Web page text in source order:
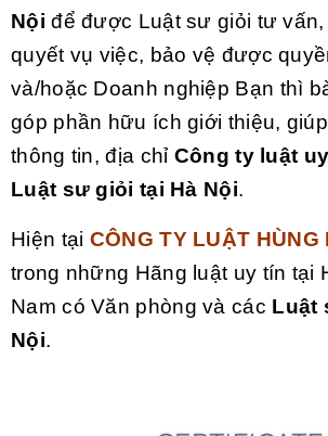
Nội để được Luật sư giỏi tư
quyết vụ việc, bảo vệ được
và/hoặc Doanh nghiệp Bạn thì
góp phần hữu ích giới thiệu,
thông tin, địa chỉ Công ty luật
Luật sư giỏi tại Hà Nội.
Hiện tại CÔNG TY LUẬT HÙNG
trong những Hãng luật uy tín tại
Nam có Văn phòng và các Luật
Nội.